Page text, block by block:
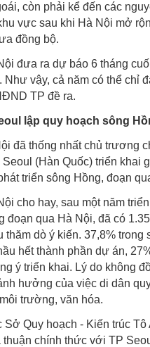
còn phải kể đến các
vực sau khi Hà Nội mở
đồng bộ.
đưa ra dự báo 6 tháng
Như vậy, cả năm có thể chỉ
TP đề ra.
lập quy hoạch sông
đã thống nhất chủ trương
(Hàn Quốc) triển khai
triển sông Hồng, đoạn
cho hay, sau một năm
đoạn qua Hà Nội, đã có
thăm dò ý kiến. 37,8% trong
hết thành phần dự án,
ý triển khai. Lý do không
hưởng của việc di dân
trường, văn hóa.
Sở Quy hoạch - Kiến trúc
thuận chính thức với TP